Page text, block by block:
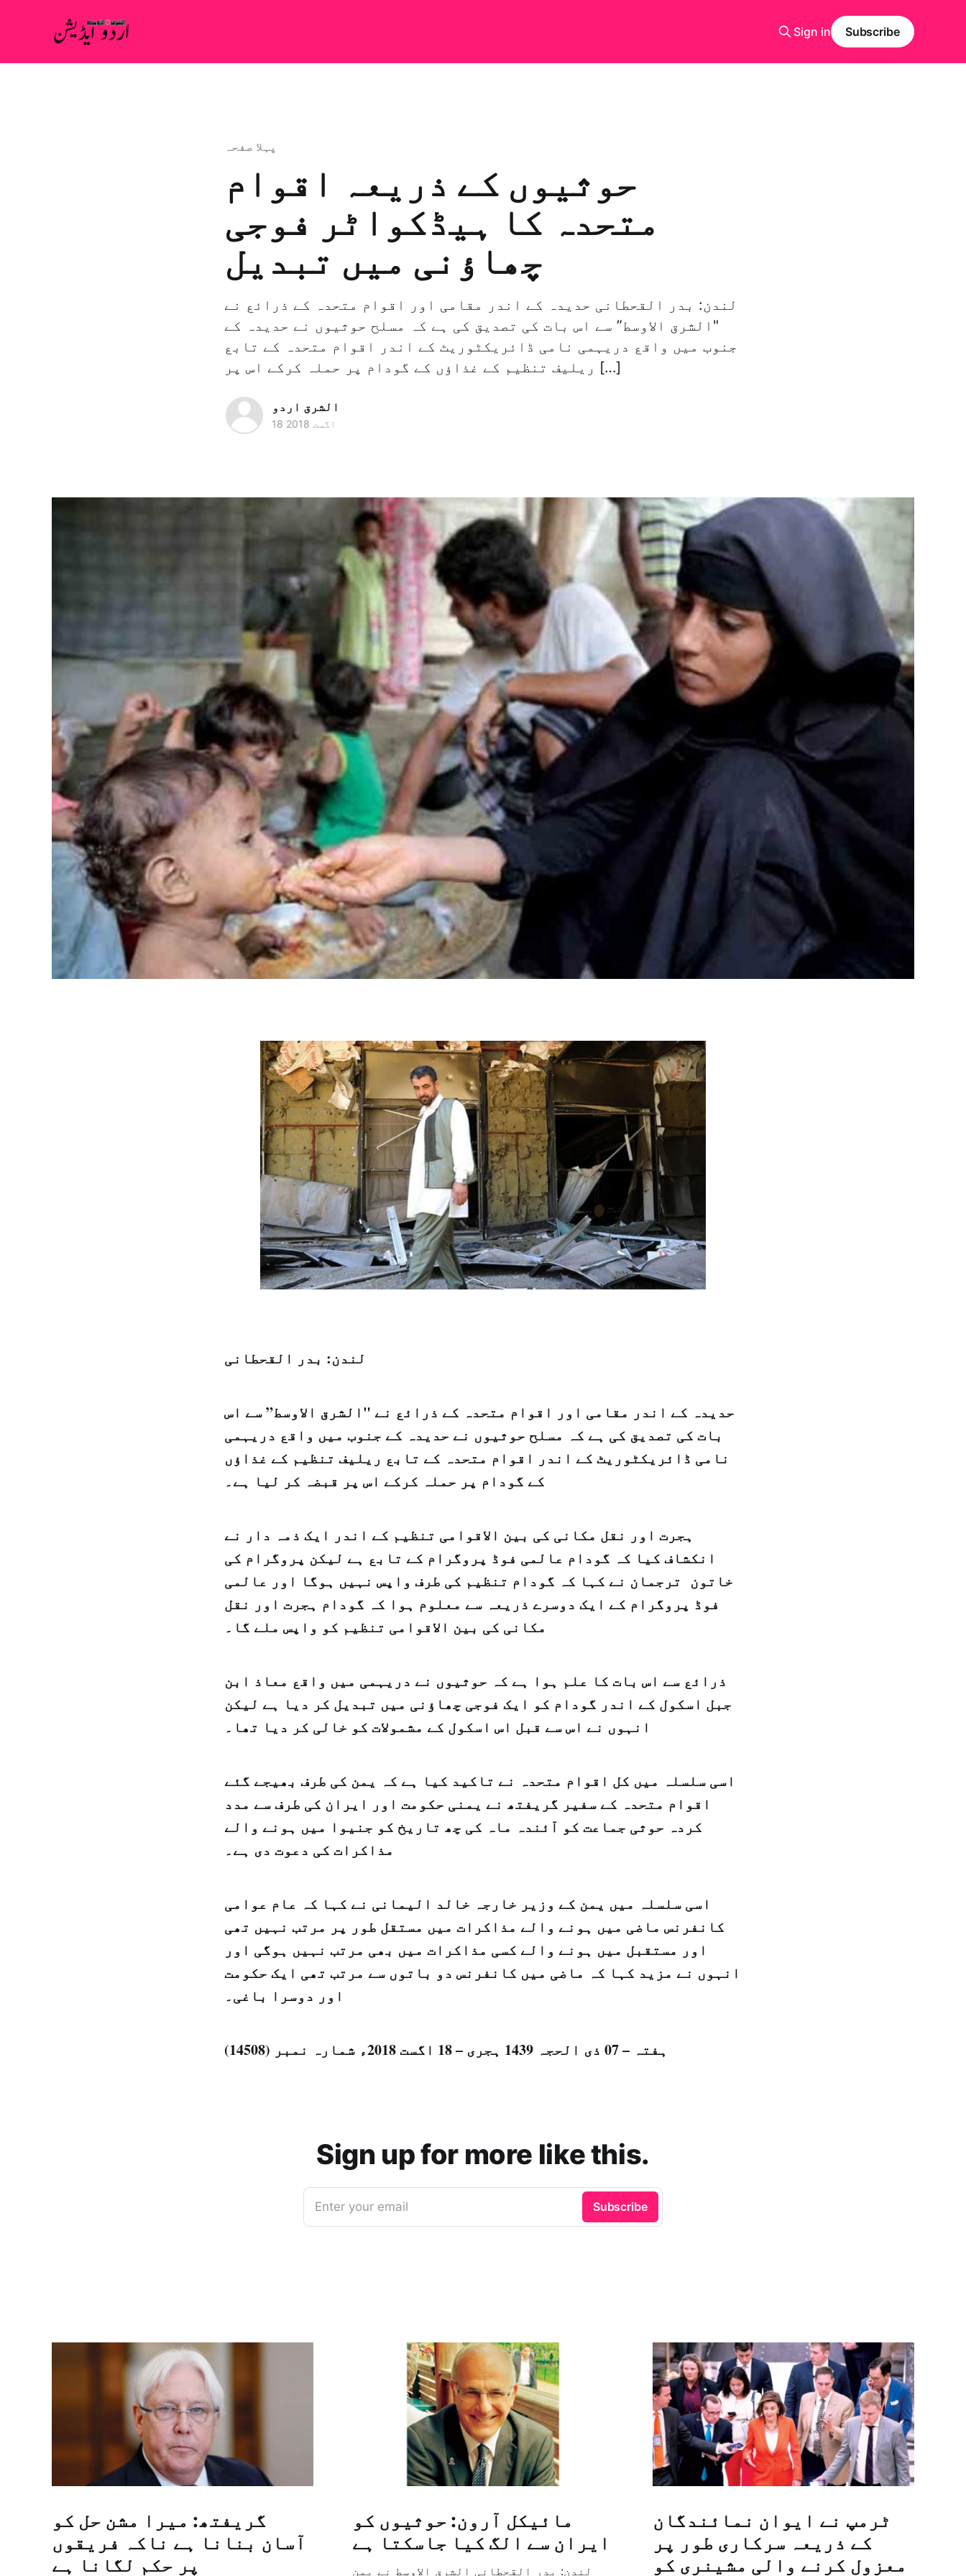
Sign in Subscribe
پہلا صفحہ
حوثیوں کے ذریعہ اقوام
متحدہ کا ہیڈکواٹر فوجی
چھاؤنی میں تبدیل
لندن: بدر القحطانی حدیدہ کے اندر مقامی اور اقوام متحدہ کے ذرائع نے
"الشرق الاوسط” سے اس بات کی تصدیق کی ہے کہ مسلح حوثیوں نے حدیدہ کے
جنوب میں واقع دریہمی نامی ڈائریکٹوریٹ کے اندر اقوام متحدہ کے تابع
ریلیف تنظیم کے غذاؤں کے گودام پر حملہ کرکے اس پر […]
الشرق اردو
18 اگست 2018
لندن: بدر القحطانی
حدیدہ کے اندر مقامی اور اقوام متحدہ کے ذرائع نے "الشرق الاوسط” سے اس
بات کی تصدیق کی ہے کہ مسلح حوثیوں نے حدیدہ کے جنوب میں واقع دریہمی
نامی ڈائریکٹوریٹ کے اندر اقوام متحدہ کے تابع ریلیف تنظیم کے غذاؤں
کے گودام پر حملہ کرکے اس پر قبضہ کر لیا ہے۔
ہجرت اور نقل مکانی کی بین الاقوامی تنظیم کے اندر ایک ذمہ دار نے
انکشاف کیا کہ گودام عالمی فوڈ پروگرام کے تابع ہے لیکن پروگرام کی
خاتون ترجمان نے کہا کہ گودام تنظیم کی طرف واپس نہیں ہوگا اور عالمی
فوڈ پروگرام کے ایک دوسرے ذریعہ سے معلوم ہوا کہ گودام ہجرت اور نقل
مکانی کی بین الاقوامی تنظیم کو واپس ملے گا۔
ذرائع سے اس بات کا علم ہوا ہے کہ حوثیوں نے دریہمی میں واقع معاذ ابن
جبل اسکول کے اندر گودام کو ایک فوجی چھاؤنی میں تبدیل کر دیا ہے لیکن
انہوں نے اس سے قبل اس اسکول کے مشمولات کو خالی کر دیا تھا۔
اسی سلسلہ میں کل اقوام متحدہ نے تاکید کیا ہے کہ یمن کی طرف بھیجے گئے
اقوام متحدہ کے سفیر گریفتھ نے یمنی حکومت اور ایران کی طرف سے مدد
کردہ حوثی جماعت کو آئندہ ماہ کی چھ تاریخ کو جنیوا میں ہونے والے
مذاکرات کی دعوت دی ہے۔
اسی سلسلہ میں یمن کے وزیر خارجہ خالد الیمانی نے کہا کہ عام عوامی
کانفرنس ماضی میں ہونے والے مذاکرات میں مستقل طور پر مرتب نہیں تھی
اور مستقبل میں ہونے والے کسی مذاکرات میں بھی مرتب نہیں ہوگی اور
انہوں نے مزید کہا کہ ماضی میں کانفرنس دو باتوں سے مرتب تھی ایک حکومت
اور دوسرا باغی۔
ہفتہ – 07 ذی الحجہ 1439 ہجری – 18 اگست 2018ء شمارہ نمبر (14508)
Sign up for more like this.
Enter your email Subscribe
گریفتھ: میرا مشن حل کو
آسان بنانا ہے ناکہ فریقوں
پر حکم لگانا ہے
مائیکل آرون: حوثیوں کو
ایران سے الگ کیا جاسکتا ہے
لندن: بدر القحطانی الشرق الاوسط نے یمن
ٹرمپ نے ایوان نمائندگان
کے ذریعہ سرکاری طور پر
معزول کرنے والی مشینری کو